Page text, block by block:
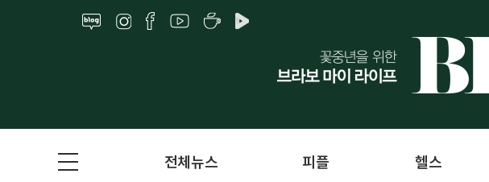
전체뉴스 피플 헬스